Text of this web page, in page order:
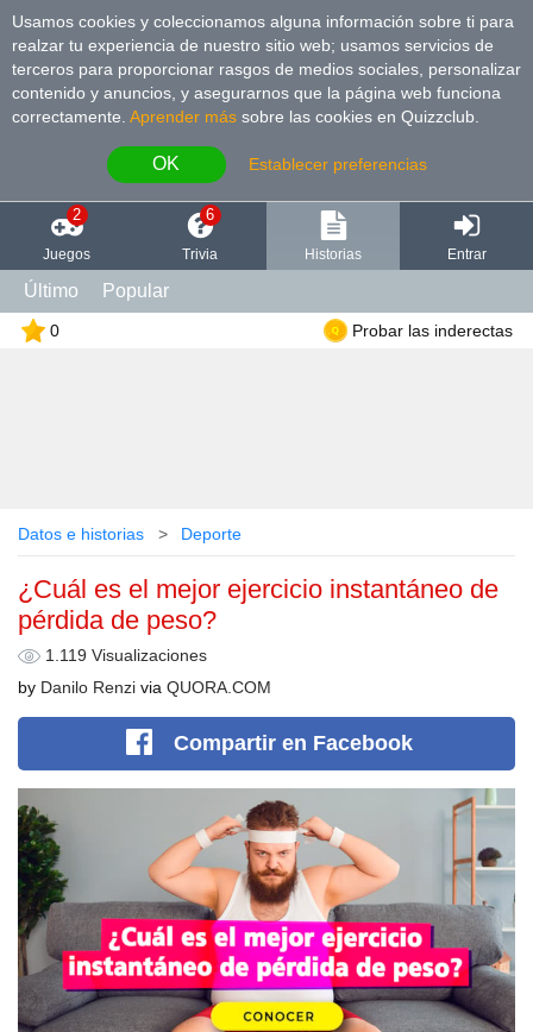
Usamos cookies y coleccionamos alguna información sobre ti para
realzar tu experiencia de nuestro sitio web; usamos servicios de
terceros para proporcionar rasgos de medios sociales, personalizar
contenido y anuncios, y asegurarnos que la página web funciona
correctamente. Aprender más sobre las cookies en Quizzclub.
OK Establecer preferencias
2
Juegos
6
Trivia Historias Entrar
Último Popular
0 Probar las inderectas
Datos e historias Deporte
¿Cuál es el mejor ejercicio instantáneo de
pérdida de peso?
1.119 Visualizaciones
by Danilo Renzi via QUORA.COM
Compartir en Facebook